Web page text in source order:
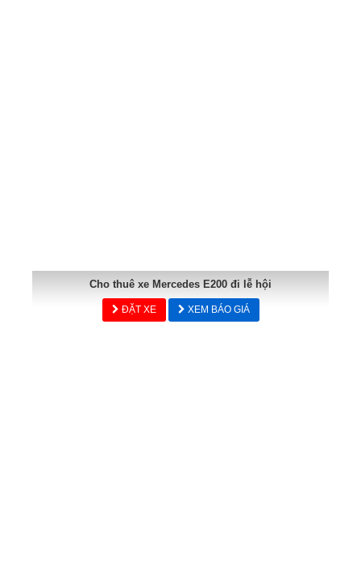
Cho thuê xe Mercedes E200 đi lễ hội
ĐẶT XE XEM BÁO GIÁ